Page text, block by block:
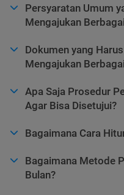
Persyaratan Umum
Mengajukan
Dokumen yang
Mengajukan
Apa Saja Prosedur
Agar Bisa Disetujui?
Bagaimana Cara
Bagaimana Metode
Bulan?